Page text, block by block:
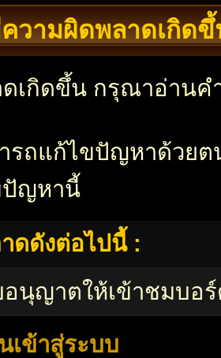
ามผิดพลาดเกิดขึ้
เกิดขึ้น กรุณาอ่านค
รถแก้ไขปัญหาด้วย
ปัญหานี้
ดดังต่อไปนี้ :
นุญาตให้เข้าชมบอ
ข้าสู่ระบบ